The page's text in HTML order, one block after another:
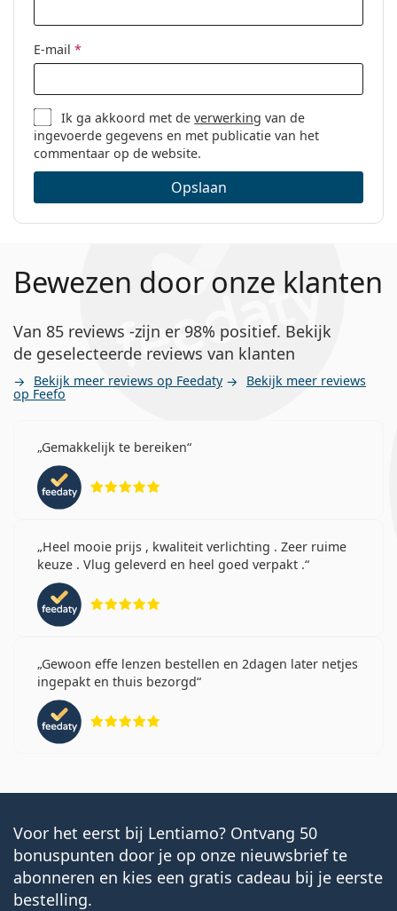
E-mail *
Ik ga akkoord met deverwerking van de
ingevoerde gegevens en met publicatie van het
commentaar op de website.
Opslaan
Bewezen door onze klanten
Van 85 reviews -zijn er 98% positief. Bekijk
de geselecteerde reviews van klanten
Bekijk meer reviews op Feedaty Bekijk meer reviews
op Feefo
Gemakkelijk te bereiken
Heel mooie prijs , kwaliteit verlichting . Zeer ruime
keuze . Vlug geleverd en heel goed verpakt .
Gewoon effe lenzen bestellen en 2dagen later netjes
ingepakt en thuis bezorgd
Voor het eerst bij Lentiamo? Ontvang 50
bonuspunten door je op onze nieuwsbrief te
abonneren en kies een gratis cadeau bij je eerste
bestelling.